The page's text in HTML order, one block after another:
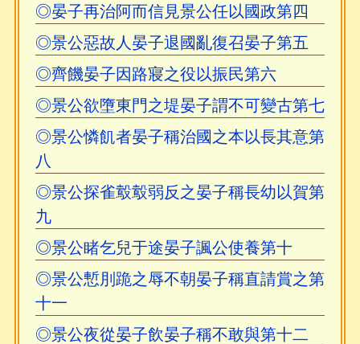
◎晏子再治阿而信見景公任以國政第四
◎景公惡故人晏子退國亂復召晏子第五
◎齊饑晏子因路寢之役以振民第六
◎景公欲墮東門之堤晏子謂不可變古第七
◎景公憐飢者晏子稱治國之本以長其意第
八
◎景公探雀鷇鷇弱反之晏子稱長幼以賀第
九
◎景公睹乞兒于途晏子諷公使養第十
◎景公慙刖跪之辱不朝晏子稱直請賞之第
十一
◎景公夜從晏子飲晏子稱不敢與第十二